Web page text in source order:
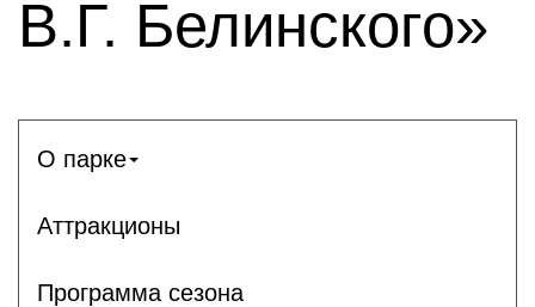
В.Г. Белинского»
О парке
Аттракционы
Программа сезона